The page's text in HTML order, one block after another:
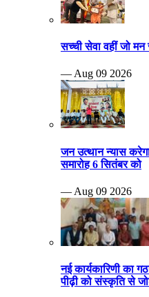
सच्ची सेवा वहीं जो मन
— Aug 09 2026
जन उत्थान न्यास
समारोह 6 सितंबर को
— Aug 09 2026
नई कार्यकारिणी का
पीढ़ी को संस्कृति से